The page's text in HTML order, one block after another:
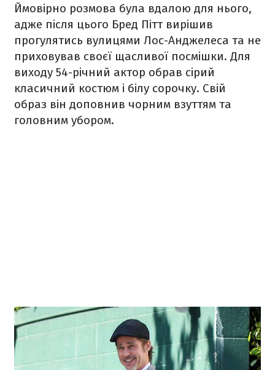
Ймовірно розмова була вдалою для нього,
адже після цього Бред Пітт вирішив
прогулятись вулицями Лос-Анджелеса та не
приховував своєї щасливої посмішки. Для
виходу 54-річний актор обрав сірий
класичний костюм і білу сорочку. Свій
образ він доповнив чорним взуттям та
головним убором.